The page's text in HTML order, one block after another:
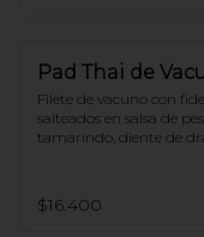
Pad Thai de
Filete de vacuno con
salteados en salsa de
tamarindo, diente de
$16.400